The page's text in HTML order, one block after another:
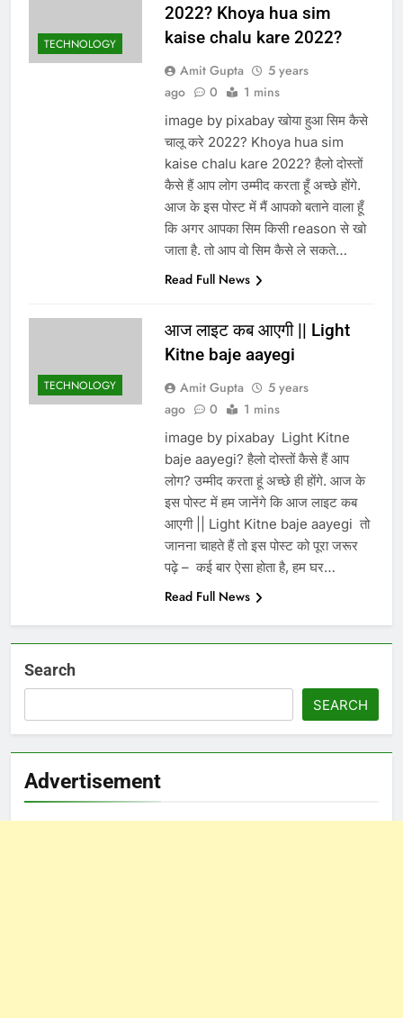
TECHNOLOGY
2022? Khoya hua sim
kaise chalu kare 2022?
Amit Gupta
5 years
ago
0 1 mins
image by pixabay खोया हुआ सिम कैसे
चालू करे 2022? Khoya hua sim
kaise chalu kare 2022? हैलो दोस्तों
कैसे हैं आप लोग उम्मीद करता हूँ अच्छे होंगे.
आज के इस पोस्ट में मैं आपको बताने वाला हूँ
कि अगर आपका सिम किसी reason से खो
जाता है. तो आप वो सिम कैसे ले सकते…
Read Full News
TECHNOLOGY
आज लाइट कब आएगी || Light
Kitne baje aayegi
Amit Gupta
5 years
ago
0 1 mins
image by pixabay Light Kitne
baje aayegi? हैलो दोस्तों कैसे हैं आप
लोग? उम्मीद करता हूं अच्छे ही होंगे. आज के
इस पोस्ट में हम जानेंगे कि आज लाइट कब
आएगी || Light Kitne baje aayegi तो
जानना चाहते हैं तो इस पोस्ट को पूरा जरूर
पढ़े – कई बार ऐसा होता है, हम घर…
Read Full News
Search
SEARCH
Advertisement